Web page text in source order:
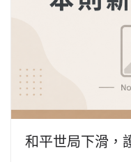
和平世局下滑，